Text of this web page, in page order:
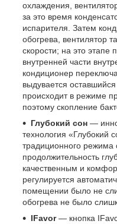
охлаждения,
за это время
испарителя. Затем
обогрева, вентилятор
скорости; на это этапе
внутренней части
кондиционер
выдувается
происходит в режиме
поэтому скопление
Глубокий сон —
технология «Глубокий
традиционного режима
продолжительность
качественным и
регулируется
помещении было не
обогрева не было
IFavor— кнопка